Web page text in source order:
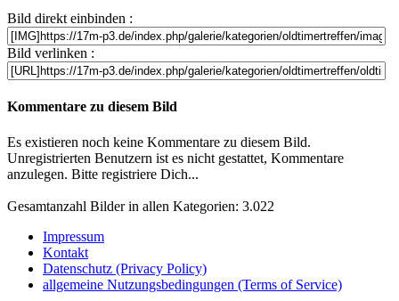
Bild direkt einbinden :
Bild verlinken :
Kommentare zu diesem Bild
Es existieren noch keine Kommentare zu diesem Bild.
Unregistrierten Benutzern ist es nicht gestattet, Kommentare
anzulegen. Bitte registriere Dich...
Gesamtanzahl Bilder in allen Kategorien: 3.022
Impressum
Kontakt
Datenschutz (Privacy Policy)
allgemeine Nutzungsbedingungen (Terms of Service)